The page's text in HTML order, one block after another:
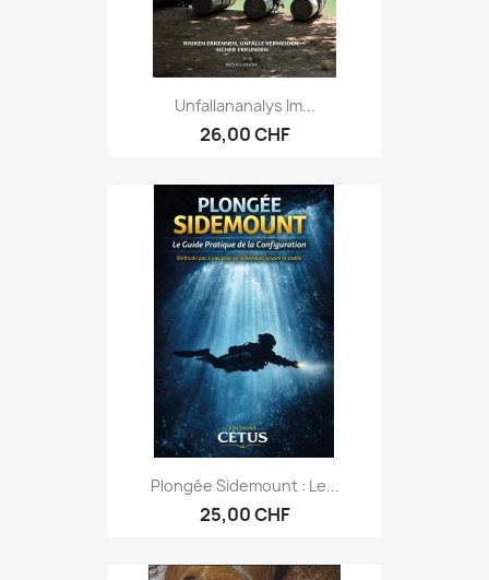
Unfallananalys Im...
26,00 CHF
Plongée Sidemount : Le...
25,00 CHF